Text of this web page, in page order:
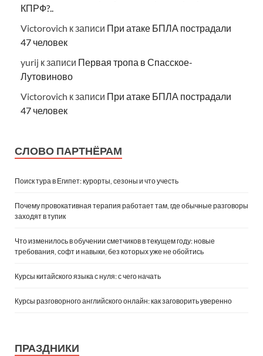
КПРФ?..
Victorovich к записи При атаке БПЛА пострадали
47 человек
yurij к записи Первая тропа в Спасское-
Лутовиново
Victorovich к записи При атаке БПЛА пострадали
47 человек
СЛОВО ПАРТНЁРАМ
Поиск тура в Египет: курорты, сезоны и что учесть
Почему провокативная терапия работает там, где обычные разговоры
заходят в тупик
Что изменилось в обучении сметчиков в текущем году: новые
требования, софт и навыки, без которых уже не обойтись
Курсы китайского языка с нуля: с чего начать
Курсы разговорного английского онлайн: как заговорить уверенно
ПРАЗДНИКИ